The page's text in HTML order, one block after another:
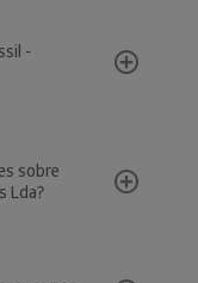
-
sobre
Lda?